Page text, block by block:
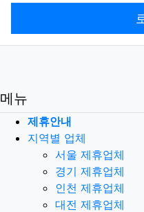
메뉴
제휴안내
지역별 업체
서울 제휴업체
경기 제휴업체
인천 제휴업체
대전 제휴업체